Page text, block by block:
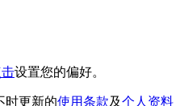
击设置您的偏好。
时更新的使用条款及个人资料